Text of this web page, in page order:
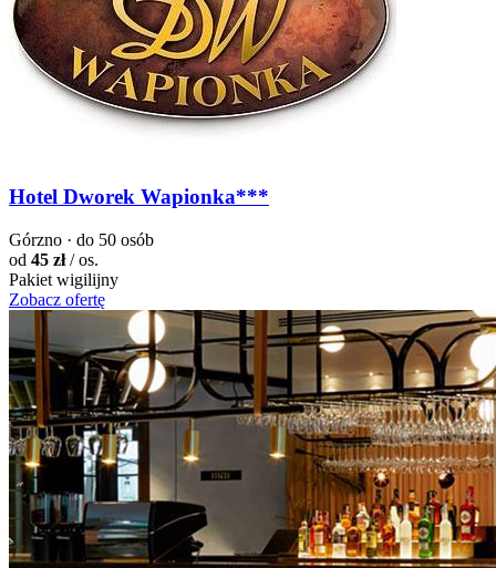
Hotel Dworek Wapionka***
Górzno · do 50 osób
od 45 zł/ os.
Pakiet wigilijny
Zobacz ofertę